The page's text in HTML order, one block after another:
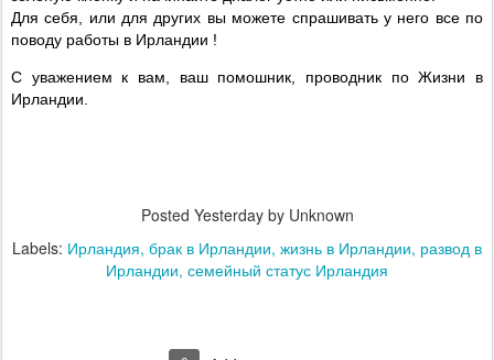
Для себя, или для других вы можете спрашивать у него все по
поводу работы в Ирландии !
С уважением к вам, ваш помошник, проводник по Жизни в
Ирландии.
Posted Yesterdayby Unknown
Labels: Ирландия брак в Ирландии жизнь в Ирландии развод в
Ирландии семейный статус Ирландия